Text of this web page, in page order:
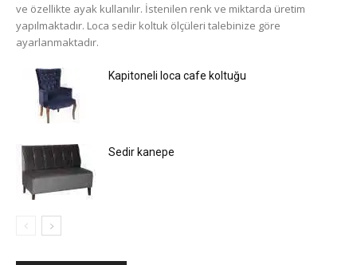
ve özellikte ayak kullanılır. İstenilen renk ve miktarda üretim
yapılmaktadır. Loca sedir koltuk ölçüleri talebinize göre
ayarlanmaktadır.
Kapitoneli loca cafe koltuğu
Sedir kanepe